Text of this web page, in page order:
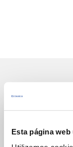
Esta página